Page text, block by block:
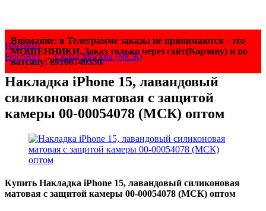
Внимание: в Телеграмме заказы не принимаются - это
МОШЕННИКИ. Заказ только через сайт(Корзину) и по
ватсапу: 89106740330.
HocoRus
HocoRus → Склад Москва (МСК)
Накладка iPhone 15, лавандовый
силиконовая матовая с защитой
камеры 00-00054078 (МСК) оптом
Купить Накладка iPhone 15, лавандовый силиконовая
матовая с защитой камеры 00-00054078 (МСК) оптом